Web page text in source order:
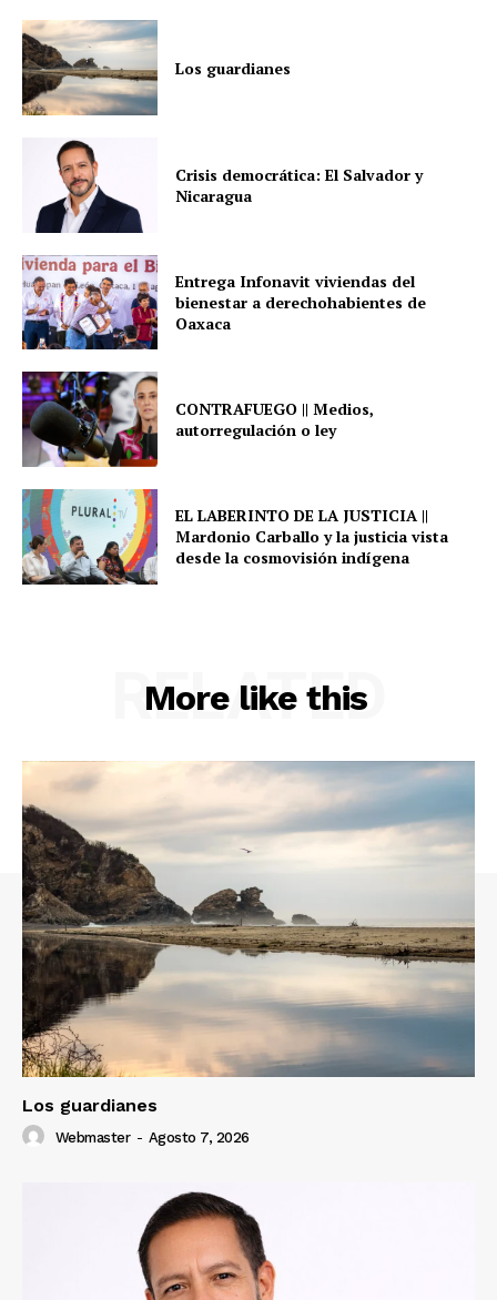
Los guardianes
Crisis democrática: El Salvador y
Nicaragua
Entrega Infonavit viviendas del
bienestar a derechohabientes de
Oaxaca
CONTRAFUEGO || Medios,
autorregulación o ley
EL LABERINTO DE LA JUSTICIA ||
Mardonio Carballo y la justicia vista
desde la cosmovisión indígena
More like this
RELATED
Los guardianes
Webmaster - Agosto 7, 2026